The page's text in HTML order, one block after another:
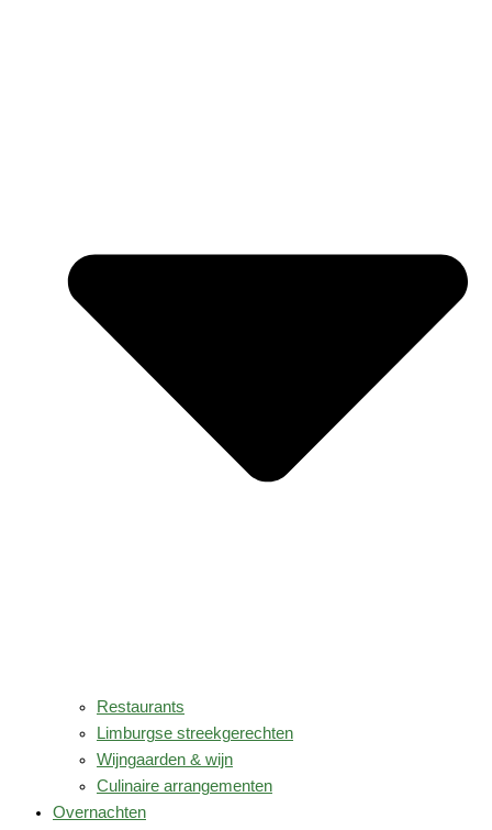
Restaurants
Limburgse streekgerechten
Wijngaarden & wijn
Culinaire arrangementen
Overnachten